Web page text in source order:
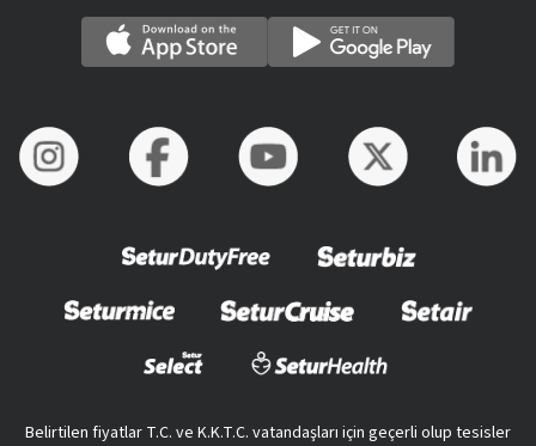
Belirtilen fiyatlar T.C. ve K.K.T.C. vatandaşları için geçerli olup tesisler